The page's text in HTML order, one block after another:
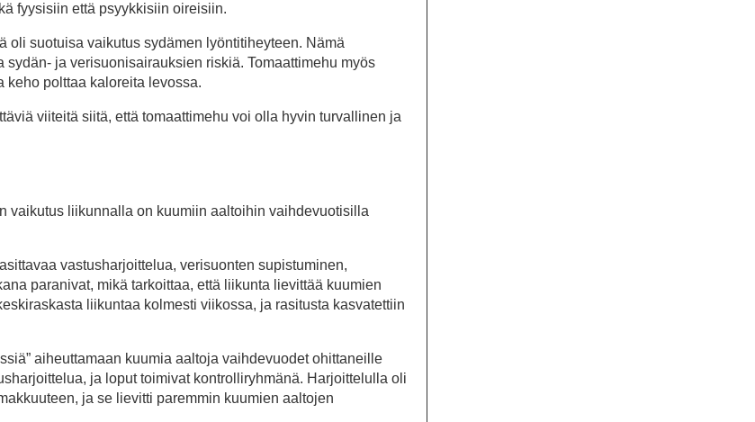
fyysisiin että psyykkisiin oireisiin.
oli suotuisa vaikutus sydämen lyöntitiheyteen. Nämä
ja verisuonisairauksien riskiä. Tomaattimehu myös
keho polttaa kaloreita levossa.
viiteitä siitä, että tomaattimehu voi olla hyvin turvallinen ja
vaikutus liikunnalla on kuumiin aaltoihin vaihdevuotisilla
vastusharjoittelua, verisuonten supistuminen,
paranivat, mikä tarkoittaa, että liikunta lievittää kuumien
liikuntaa kolmesti viikossa, ja rasitusta kasvatettiin
aiheuttamaan kuumia aaltoja vaihdevuodet ohittaneille
ja loput toimivat kontrolliryhmänä. Harjoittelulla oli
ja se lievitti paremmin kuumien aaltojen